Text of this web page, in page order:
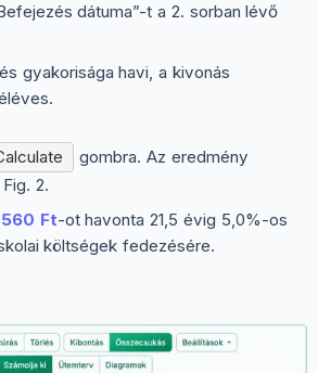
dátuma”-t a 2. sorban lévő
gyakorisága havi, a kivonás
gombra. Az eredmény
2.
560 Ft-ot havonta 21,5 évig 5,0%-os
költségek fedezésére.